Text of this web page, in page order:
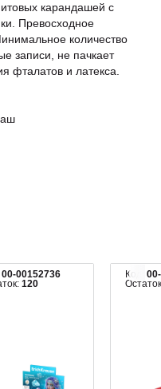
карандашей с
Превосходное
количество
записи, не пачкает
фталатов и латекса.
00-00152736
120
Код: